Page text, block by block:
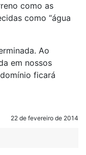
como as
como “água
Ao
em nossos
ficará
22 de fevereiro de 2014